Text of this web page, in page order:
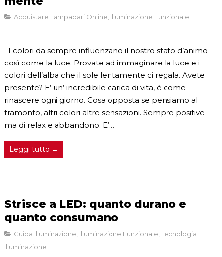
Acquistare Lampadari Online, Illuminazione Funzionale
I colori da sempre influenzano il nostro stato d’animo
così come la luce. Provate ad immaginare la luce e i
colori dell’alba che il sole lentamente ci regala. Avete
presente? E’ un’ incredibile carica di vita, è come
rinascere ogni giorno. Cosa opposta se pensiamo al
tramonto, altri colori altre sensazioni. Sempre positive
ma di relax e abbandono. E’…
Leggi tutto →
Strisce a LED: quanto durano e
quanto consumano
Guida Illuminazione Illuminazione Funzionale Tecnologia
Illuminazione